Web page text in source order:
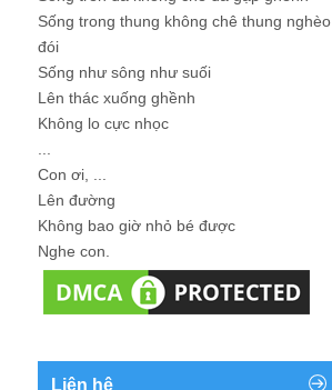
Sống trong thung không chê thung nghèo
đói
Sống như sông như suối
Lên thác xuống ghềnh
Không lo cực nhọc
Con ơi, ...
Lên đường
Không bao giờ nhỏ bé được
Nghe con.
Liên hệ